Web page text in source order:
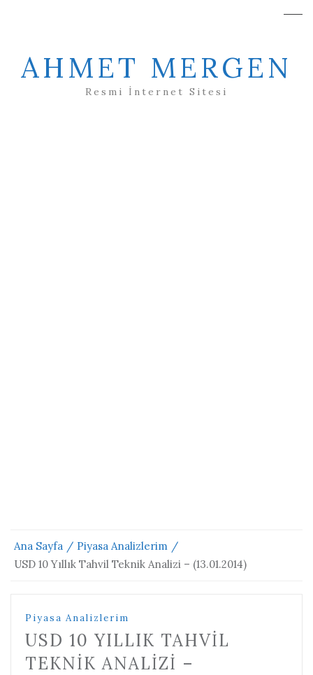
AHMET MERGEN
Resmi İnternet Sitesi
Ana Sayfa
Piyasa Analizlerim
USD 10 Yıllık Tahvil Teknik Analizi – (13.01.2014)
Piyasa Analizlerim
USD 10 YILLIK TAHVIL
TEKNIK ANALIZI –